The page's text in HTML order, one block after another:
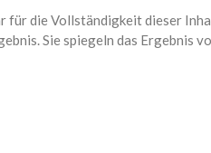
für die Vollständigkeit dieser
Sie spiegeln das Ergebnis